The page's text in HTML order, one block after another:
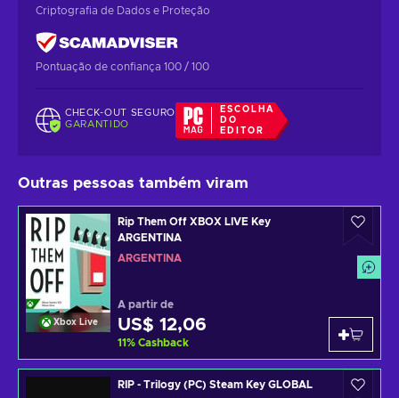
Criptografia de Dados e Proteção
Pontuação de confiança 100 / 100
CHECK-OUT SEGURO
GARANTIDO
ESCOLHA
DO
EDITOR
Outras pessoas também viram
Xbox Live
Rip Them Off XBOX LIVE Key
ARGENTINA
ARGENTINA
A partir de
US$ 12,06
11% Cashback
RIP - Trilogy (PC) Steam Key GLOBAL